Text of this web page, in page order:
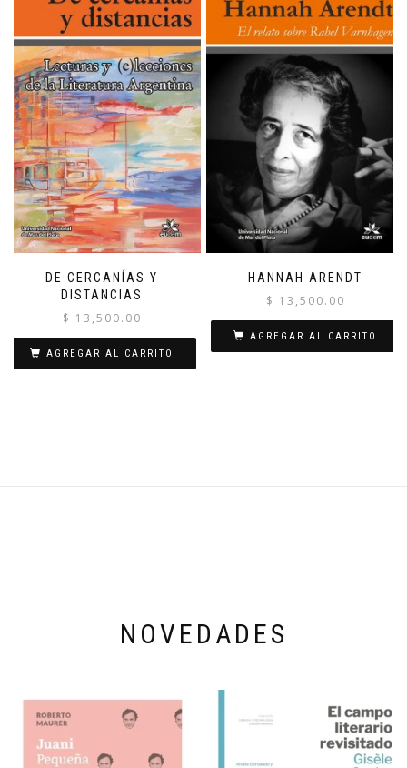
DE CERCANÍAS Y
DISTANCIAS
$ 13,500.00
AGREGAR AL CARRITO
HANNAH ARENDT
$ 13,500.00
AGREGAR AL CARRITO
NOVEDADES